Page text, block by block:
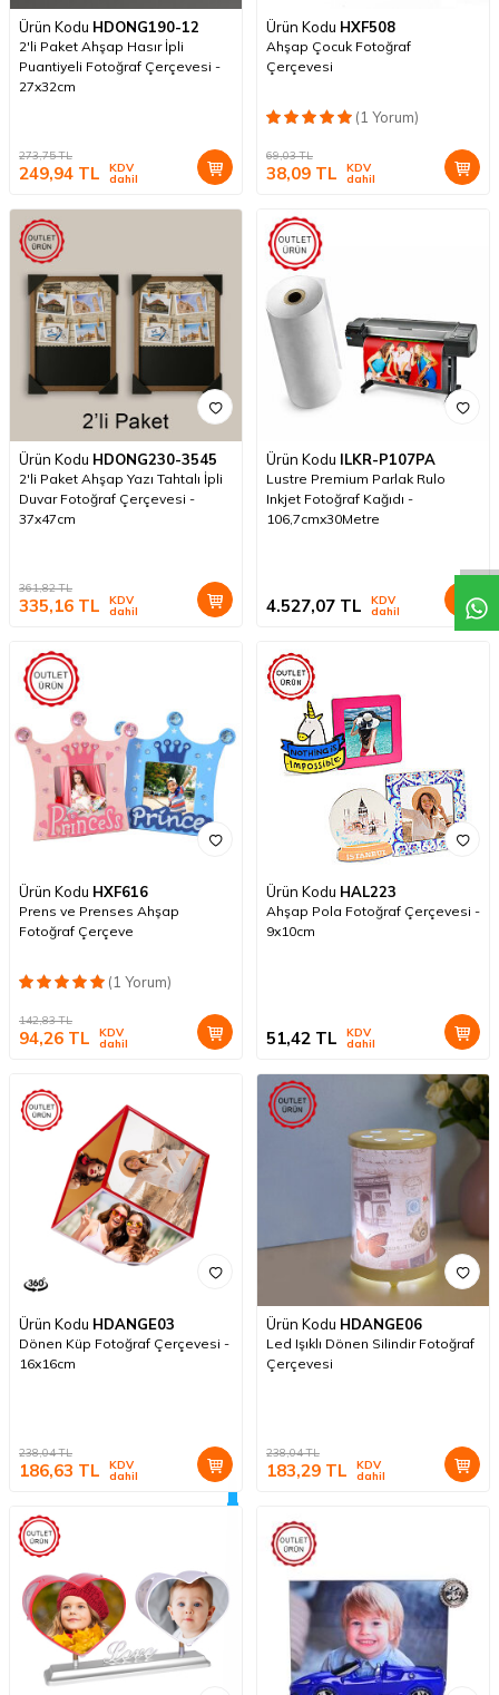
Ürün Kodu HDONG190-12
2'li Paket Ahşap Hasır İpli
Puantiyeli Fotoğraf Çerçevesi -
27x32cm
273,75TL
249,94 TL KDV
dahil
Ürün Kodu HXF508
Ahşap Çocuk Fotoğraf
Çerçevesi
(1 Yorum)
69,03TL
38,09 TL KDV
dahil
Ürün Kodu HDONG230-3545
2'li Paket Ahşap Yazı Tahtalı İpli
Duvar Fotoğraf Çerçevesi -
37x47cm
361,82TL
335,16 TL KDV
dahil
Ürün Kodu ILKR-P107PA
Lustre Premium Parlak Rulo
Inkjet Fotoğraf Kağıdı -
106,7cmx30Metre
4.527,07 TL KDV
dahil
Ürün Kodu HXF616
Prens ve Prenses Ahşap
Fotoğraf Çerçeve
(1 Yorum)
142,83TL
94,26 TL KDV
dahil
Ürün Kodu HAL223
Ahşap Pola Fotoğraf Çerçevesi -
9x10cm
51,42 TL KDV
dahil
Ürün Kodu HDANGE03
Dönen Küp Fotoğraf Çerçevesi -
16x16cm
238,04TL
186,63 TL KDV
dahil
Ürün Kodu HDANGE06
Led Işıklı Dönen Silindir Fotoğraf
Çerçevesi
238,04TL
183,29 TL KDV
dahil